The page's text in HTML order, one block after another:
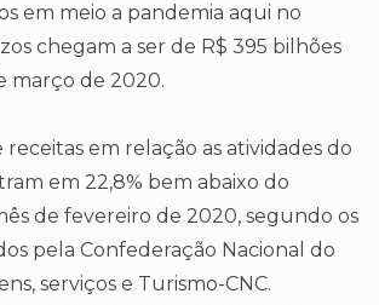
em meio a pandemia aqui no
chegam a ser de R$ 395 bilhões
março de 2020.
em relação as atividades do
em 22,8% bem abaixo do
de fevereiro de 2020, segundo os
pela Confederação Nacional do
serviços e Turismo-CNC.